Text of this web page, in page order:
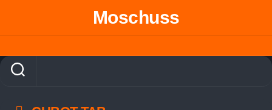
Moschuss